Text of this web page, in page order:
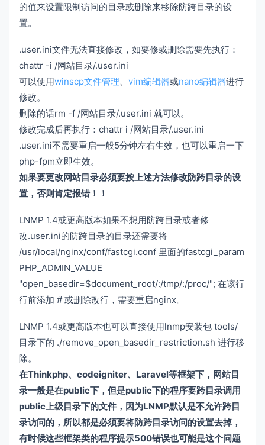
的值来设置限制访问的目录或删除来移除防跨目录的设
置。
.user.ini文件无法直接修改，如要修或删除需要先执行：
chattr -i /网站目录/.user.ini
可以使用winscp文件管理、 vim编辑器或nano编辑器进行
修改。
删除的话rm -f /网站目录/.user.ini 就可以。
修改完成后再执行：chattr i /网站目录/.user.ini
.user.ini不需要重启一般5分钟左右生效，也可以重启一下
php-fpm立即生效。
如果要更改网站目录必须要按上述方法修改防跨目录的设
置，否则肯定报错！！
LNMP 1.4或更高版本如果不想用防跨目录或者修
改.user.ini的防跨目录的目录还需要将
/usr/local/nginx/conf/fastcgi.conf 里面的fastcgi_param
PHP_ADMIN_VALUE
"open_basedir=$document_root/:/tmp/:/proc/"; 在该行
行前添加 # 或删除改行，需要重启nginx。
LNMP 1.4或更高版本也可以直接使用lnmp安装包 tools/
目录下的 ./remove_open_basedir_restriction.sh 进行移
除。
在Thinkphp、codeigniter、Laravel等框架下，网站目
录一般是在public下，但是public下的程序要跨目录调用
public上级目录下的文件，因为LNMP默认是不允许跨目
录访问的，所以都是必须要将防跨目录访问的设置去掉，
有时候这些框架类的程序提示500错误也可能是这个问题